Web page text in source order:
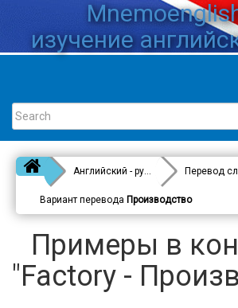
изучение
Английский - русский
Вариант перевода Производство
Примеры в
"Factory -